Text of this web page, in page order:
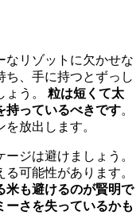
なリゾットに欠かせな
ち、手に持つとずっし
ょう。 粒は短くて太
持っているべきです。
放出します。
ジは避けましょう。
可能性があります。
米も避けるのが賢明で
ーさを失っているかも